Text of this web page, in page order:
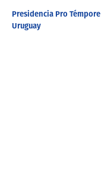
Presidencia Pro Témpore
Uruguay